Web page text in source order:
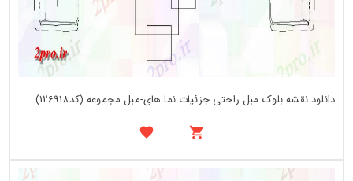
دانلود نقشه بلوک مبل راحتی جزئیات نما های-مبل مجموعه (کد126918)